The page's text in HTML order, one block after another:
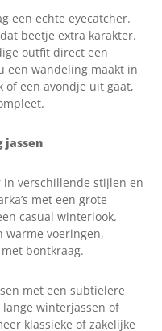
een echte eyecatcher.
beetje extra karakter.
outfit direct een
een wandeling maakt in
of een avondje uit gaat,
jassen
in verschillende stijlen en
met een grote
casual winterlook.
warme voeringen,
bontkraag.
met een subtielere
winterjassen of
klassieke of zakelijke